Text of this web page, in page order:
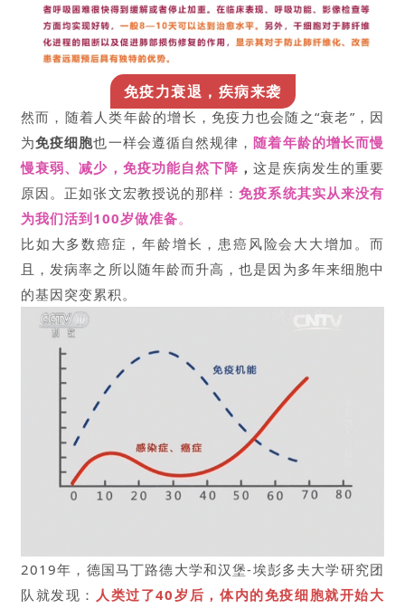
化
会
展
动
登录
免疫力衰退，疾病来袭
然而，随着人类年龄的增长，免疫力也会随之“衰老”，因
为免疫细胞也一样会遵循自然规律，随着年龄的增长而慢
慢衰弱、减少 ，免疫功能自然下降 ，这是疾病发生的重要
原因。正如张文宏教授说的那样：免疫系统其实从来没有
为我们活到100岁做准备。
比如大多数癌症，年龄增长，患癌风险会大大增加。而
且，发病率之所以随年龄而升高，也是因为多年来细胞中
的基因突变累积。
2019年，德国马丁路德大学和汉堡-埃彭多夫大学研究团
队就发现： 人类过了40岁后，体内的免疫细胞就开始大